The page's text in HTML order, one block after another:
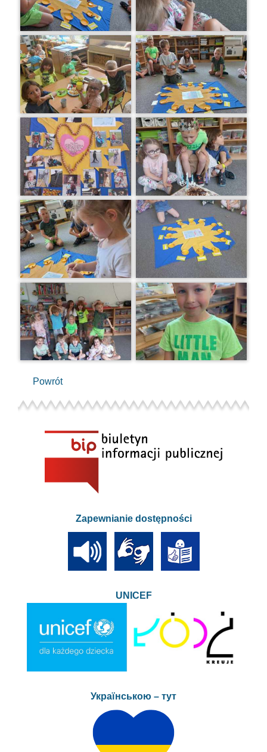
Powrót
Zapewnianie dostępności
UNICEF
Українською – тут